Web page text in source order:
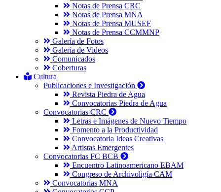
Notas de Prensa CRC
Notas de Prensa MNA
Notas de Prensa MUSEF
Notas de Prensa CCMMNP
Galería de Fotos
Galería de Videos
Comunicados
Coberturas
Cultura
Publicaciones e Investigación
Revista Piedra de Agua
Convocatorias Piedra de Agua
Convocatorias CRC
Letras e Imágenes de Nuevo Tiempo
Fomento a la Productividad
Convocatoria Ideas Creativas
Artistas Emergentes
Convocatorias FC BCB
Encuentro Latinoamericano EBAM
Congreso de Archivoligía CAM
Convocatorias MNA